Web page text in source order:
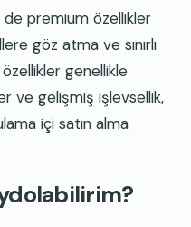
premium özellikler
göz atma ve sınırlı
genellikle
ve gelişmiş işlevsellik,
içi satın alma